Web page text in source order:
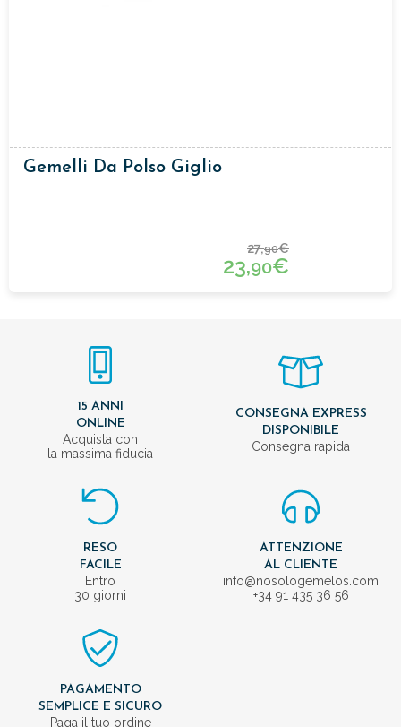
Gemelli Da Polso Giglio
27,90€
23,90€
15 ANNI
ONLINE
Acquista con
la massima fiducia
CONSEGNA EXPRESS
DISPONIBILE
Consegna rapida
RESO
FACILE
Entro
30 giorni
ATTENZIONE
AL CLIENTE
info@nosologemelos.com
+34 91 435 36 56
PAGAMENTO
SEMPLICE E SICURO
Paga il tuo ordine